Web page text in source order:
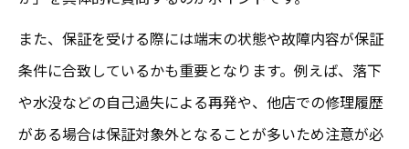
また、保証を受ける際には端末の状態や故障内容が保証
条件に合致しているかも重要となります。例えば、落下
や水没などの自己過失による再発や、他店での修理履歴
がある場合は保証対象外となることが多いため注意が必